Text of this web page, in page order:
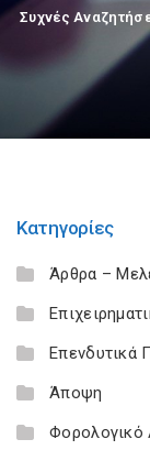
Συχνές
Κατηγορίες
Άρθρα –
Επενδυτικά
Άποψη
Φορολογικό